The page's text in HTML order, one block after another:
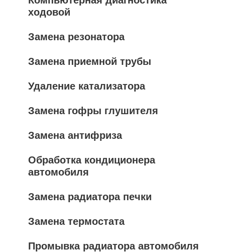
ходовой
Замена резонатора
Замена приемной трубы
Удаление катализатора
Замена гофры глушителя
Замена антифриза
Обработка кондиционера
автомобиля
Замена радиатора печки
Замена термостата
Промывка радиатора автомобиля